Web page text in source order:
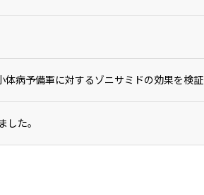
体病予備軍に対するゾニサミドの効果を検証
た。